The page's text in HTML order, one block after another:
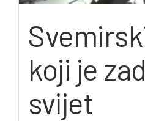
koji je
svijet